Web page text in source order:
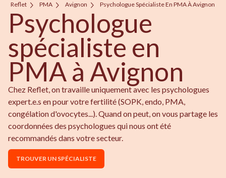
Reflet PMA Avignon Psychologue Spécialiste En PMA À Avignon
Psychologue
spécialiste en
PMA à Avignon
Chez Reflet, on travaille uniquement avec les psychologues
expert.e.s en pour votre fertilité (SOPK, endo, PMA,
congélation d'ovocytes...). Quand on peut, on vous partage les
coordonnées des psychologues qui nous ont été
recommandés dans votre secteur.
TROUVER UN SPÉCIALISTE